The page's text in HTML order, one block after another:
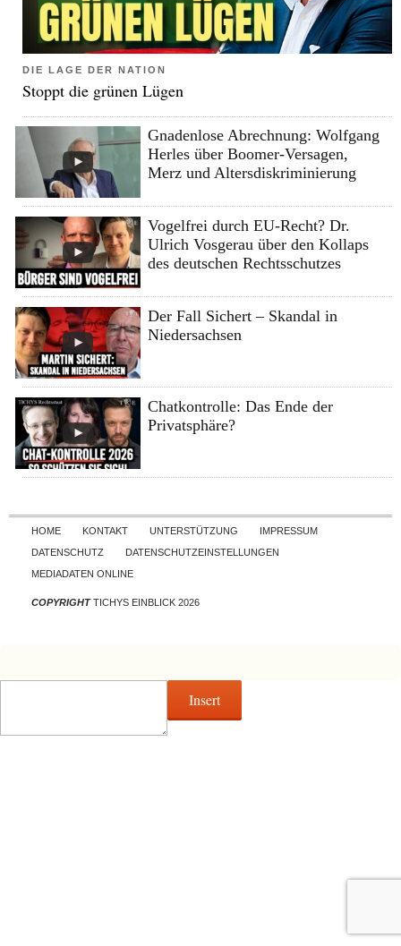
DIE LAGE DER NATION
Stoppt die grünen Lügen
Gnadenlose Abrechnung: Wolfgang
Herles über Boomer-Versagen,
Merz und Altersdiskriminierung
Vogelfrei durch EU-Recht? Dr.
Ulrich Vosgerau über den Kollaps
des deutschen Rechtsschutzes
Der Fall Sichert – Skandal in
Niedersachsen
Chatkontrolle: Das Ende der
Privatsphäre?
Skip to content
HOME KONTAKT UNTERSTÜTZUNG
IMPRESSUM
DATENSCHUTZ
DATENSCHUTZEINSTELLUNGEN
MEDIADATEN ONLINE
COPYRIGHTTICHYS EINBLICK 2026
Insert